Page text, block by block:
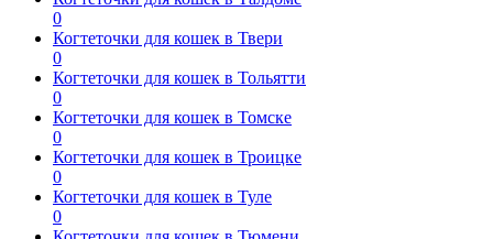
0
Когтеточки для кошек в Твери
0
Когтеточки для кошек в Тольятти
0
Когтеточки для кошек в Томске
0
Когтеточки для кошек в Троицке
0
Когтеточки для кошек в Туле
0